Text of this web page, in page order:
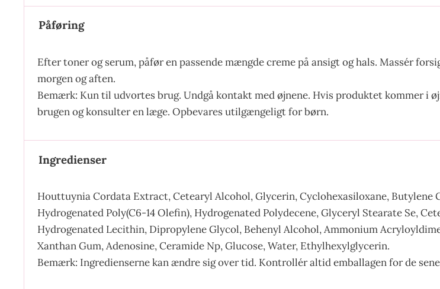
Påføring
Efter toner og serum, påfør en passende mængde creme på ansigt og hals. Massér
morgen og aften.
Bemærk: Kun til udvortes brug. Undgå kontakt med øjnene. Hvis produktet kommer i
brugen og konsulter en læge. Opbevares utilgængeligt for børn.
Ingredienser
Houttuynia Cordata Extract, Cetearyl Alcohol, Glycerin, Cyclohexasiloxane,
Hydrogenated Poly(C6-14 Olefin), Hydrogenated Polydecene, Glyceryl Stearate Se,
Hydrogenated Lecithin, Dipropylene Glycol, Behenyl Alcohol, Ammonium
Xanthan Gum, Adenosine, Ceramide Np, Glucose, Water, Ethylhexylglycerin.
Bemærk: Ingredienserne kan ændre sig over tid. Kontrollér altid emballagen for de